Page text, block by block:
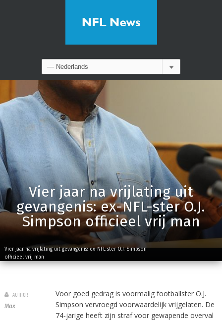
Vier jaar na vrijlating uit
gevangenis: ex-NFL-ster O.J.
Simpson officieel vrij man
Vier jaar na vrijlating uit gevangenis: ex-NFL-ster O.J. Simpson
officieel vrij man
Voor goed gedrag is voormalig footballster O.J.
Simpson vervroegd voorwaardelijk vrijgelaten. De
74-jarige heeft zijn straf voor gewapende overval
AUTHOR
Max